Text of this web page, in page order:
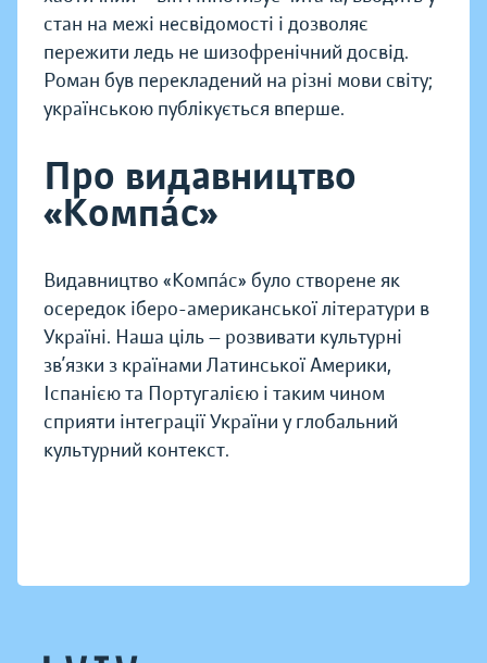
стан на межі несвідомості і дозволяє
пережити ледь не шизофренічний досвід.
Роман був перекладений на різні мови світу;
українською публікується вперше.
Про видавництво
«Компáс»
Видавництво «Компáс» було створене як
осередок іберо-американської літератури в
Україні. Наша ціль — розвивати культурні
зв’язки з країнами Латинської Америки,
Іспанією та Португалією і таким чином
сприяти інтеграції України у глобальний
культурний контекст.